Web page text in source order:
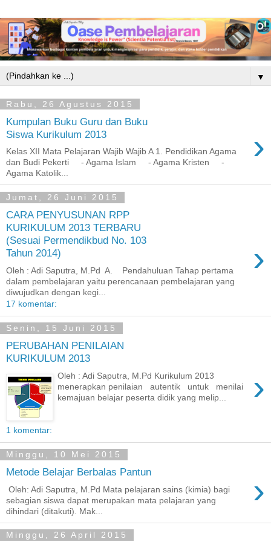
▼
Rabu, 26 Agustus 2015
Kumpulan Buku Guru dan Buku
Siswa Kurikulum 2013
›
Kelas XII Mata Pelajaran Wajib Wajib A 1. Pendidikan Agama
dan Budi Pekerti - Agama Islam - Agama Kristen -
Agama Katolik...
Jumat, 26 Juni 2015
CARA PENYUSUNAN RPP
KURIKULUM 2013 TERBARU
(Sesuai Permendikbud No. 103
Tahun 2014)
›
Oleh : Adi Saputra, M.Pd A. Pendahuluan Tahap pertama
dalam pembelajaran yaitu perencanaan pembelajaran yang
diwujudkan dengan kegi...
17 komentar:
Senin, 15 Juni 2015
PERUBAHAN PENILAIAN
KURIKULUM 2013
›
Oleh : Adi Saputra, M.Pd Kurikulum 2013
menerapkan penilaian autentik untuk menilai
kemajuan belajar peserta didik yang melip...
1 komentar:
Minggu, 10 Mei 2015
Metode Belajar Berbalas Pantun ›
Oleh: Adi Saputra, M.Pd Mata pelajaran sains (kimia) bagi
sebagian siswa dapat merupakan mata pelajaran yang
dihindari (ditakuti). Mak...
Minggu, 26 April 2015